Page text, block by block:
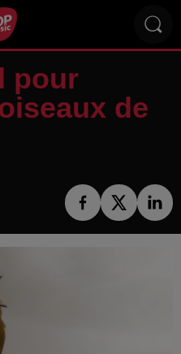
pour
de